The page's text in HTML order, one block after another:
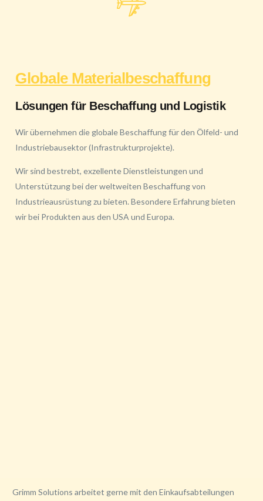
Globale Materialbeschaffung
Lösungen für Beschaffung und Logistik
Wir übernehmen die globale Beschaffung für den Ölfeld- und
Industriebausektor (Infrastrukturprojekte).
Wir sind bestrebt, exzellente Dienstleistungen und
Unterstützung bei der weltweiten Beschaffung von
Industrieausrüstung zu bieten. Besondere Erfahrung bieten
wir bei Produkten aus den USA und Europa.
Grimm Solutions arbeitet gerne mit den Einkaufsabteilungen